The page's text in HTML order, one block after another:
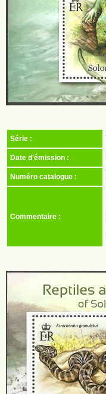
Série :
Date d'émission :
Numéro catalogue :
Commentaire :